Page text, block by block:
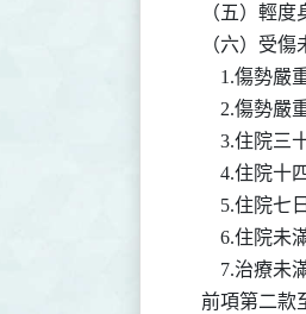
（五）輕
（六）受
1.傷
2.傷
3.住
4.住
5.住
6.住
7.治療
前項第二